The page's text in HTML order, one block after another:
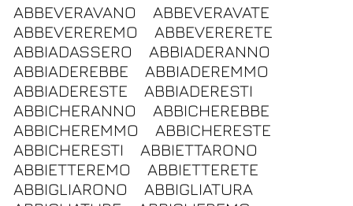
ABBEVERAVANO
ABBEVERAVATE
ABBEVEREREMO
ABBEVERERETE
ABBIADASSERO
ABBIADERANNO
ABBIADEREBBE
ABBIADEREMMO
ABBIADERESTE
ABBIADERESTI
ABBICHERANNO
ABBICHEREBBE
ABBICHEREMMO
ABBICHERESTE
ABBICHERESTI
ABBIETTARONO
ABBIETTEREMO
ABBIETTERETE
ABBIGLIARONO
ABBIGLIATURA